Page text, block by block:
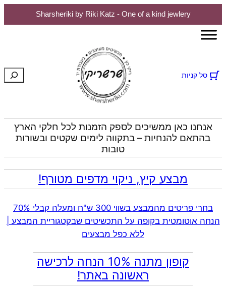
Sharsheriki by Riki Katz - One of a kind jewlery
לדלג
סל קניות חיפוש
אנחנו כאן ממשיכים לספק הזמנות לכל חלקי הארץ
בהתאם להנחיות – בתקווה לימים שקטים ובשורות
טובות
מבצע קיץ, ניקוי מדפים מטורף!
בחרי פריטים מהמבצע בשווי 300 ש"ח ומעלה קבלי 70%
הנחה אוטומטית בקופה על התכשיטים שבקטגוריית המבצע |
ללא כפל מבצעים
קופון מתנה 10% הנחה לרכישה
ראשונה באתר!